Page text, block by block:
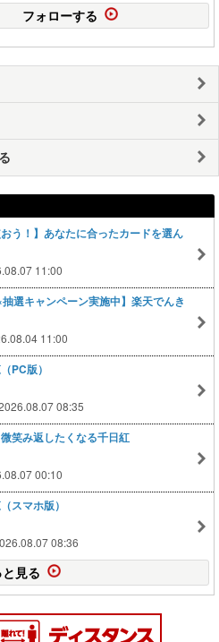
フォローする
おう！】あなたに合ったカードを選ん
11:00
抽選キャンペーン実施中】楽天でんき
11:00
PC版）
08:35
笑み返したくなる千日紅
00:10
スマホ版）
08:36
と見る